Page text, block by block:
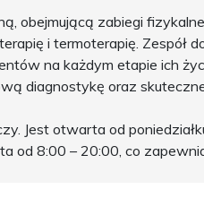
obejmującą zabiegi
i termoterapię. Zespół
na każdym etapie ich
diagnostykę oraz
Jest otwarta od
od 8:00 – 20:00, co